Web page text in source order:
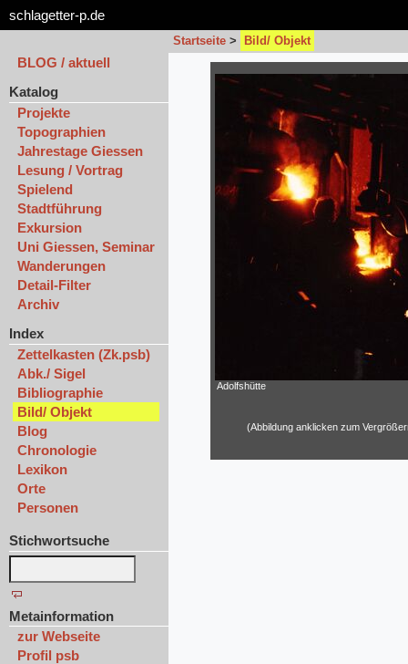
schlagetter-p.de
Startseite > Bild/ Objekt
BLOG / aktuell
Katalog
Projekte
Topographien
Jahrestage Giessen
Lesung / Vortrag
Spielend
Stadtführung
Exkursion
Uni Giessen, Seminar
Wanderungen
Detail-Filter
Archiv
Index
Zettelkasten (Zk.psb)
Abk./ Sigel
Bibliographie
Bild/ Objekt
Blog
Chronologie
Lexikon
Orte
Personen
Stichwortsuche
Metainformation
zur Webseite
Profil psb
Adolfshütte
(Abbildung anklicken zum